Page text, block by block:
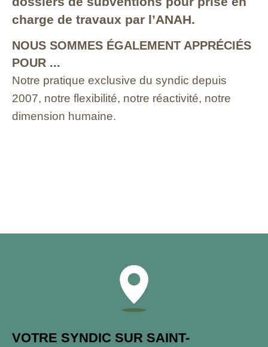
charge de travaux par l’ANAH.
NOUS SOMMES ÉGALEMENT APPRÉCIÉS
POUR ...
Notre pratique exclusive du syndic depuis
2007, notre flexibilité, notre réactivité, notre
dimension humaine.
VOTRE SYNDIC SUR SAINT-